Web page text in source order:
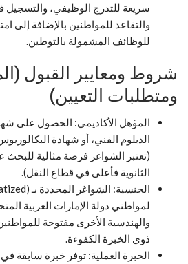
سريعة للتدرج الوظيفي،
والتقاعد للمواطنين بالإضافة إلى
للوظائف المشمولة بالتوطين.
شروط ومعايير القبول
ومتطلبات التعيين)
المؤهل الأكاديمي: الحصول على
الدبلوم الفني، أو شهادة
(تعتبر الشواغر فرصة مثالية
الثانوية فأعلى في قطاع النقل).
لمواطني دولة الإمارات العربية
والهندسية الأخرى مفتوحة
ذوي الخبرة الكفوءة.
الخبرة العملية: توفر خبرة سابقة